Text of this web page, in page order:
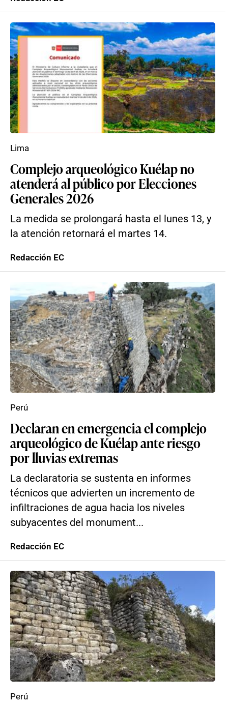
Complejo arqueológico Kuélap no
atenderá al público por Elecciones
Generales 2026
La medida se prolongará hasta el lunes 13, y
la atención retornará el martes 14.
Lima
Redacción EC
Declaran en emergencia el complejo
arqueológico de Kuélap ante riesgo
por lluvias extremas
La declaratoria se sustenta en informes
técnicos que advierten un incremento de
infiltraciones de agua hacia los niveles
subyacentes del monument...
Perú
Redacción EC
Perú